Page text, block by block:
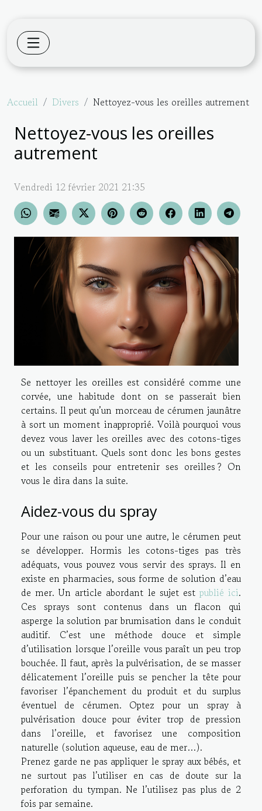
Accueil Divers Nettoyez-vous les oreilles autrement
Nettoyez-vous les oreilles
autrement
Vendredi 12 février 2021 21:35
Se nettoyer les oreilles est considéré comme une
corvée, une habitude dont on se passerait bien
certains. Il peut qu’un morceau de cérumen jaunâtre
à sort un moment inapproprié. Voilà pourquoi vous
devez vous laver les oreilles avec des cotons-tiges
ou un substituant. Quels sont donc les bons gestes
et les conseils pour entretenir ses oreilles ? On
vous le dira dans la suite.
Aidez-vous du spray
Pour une raison ou pour une autre, le cérumen peut
se développer. Hormis les cotons-tiges pas très
adéquats, vous pouvez vous servir des sprays. Il en
existe en pharmacies, sous forme de solution d’eau
de mer. Un article abordant le sujet est publié ici.
Ces sprays sont contenus dans un flacon qui
asperge la solution par brumisation dans le conduit
auditif. C’est une méthode douce et simple
d’utilisation lorsque l’oreille vous paraît un peu trop
bouchée. Il faut, après la pulvérisation, de se masser
délicatement l’oreille puis se pencher la tête pour
favoriser l’épanchement du produit et du surplus
éventuel de cérumen. Optez pour un spray à
pulvérisation douce pour éviter trop de pression
dans l’oreille, et favorisez une composition
naturelle (solution aqueuse, eau de mer…).
Prenez garde ne pas appliquer le spray aux bébés, et
ne surtout pas l’utiliser en cas de doute sur la
perforation du tympan. Ne l’utilisez pas plus de 2
fois par semaine.